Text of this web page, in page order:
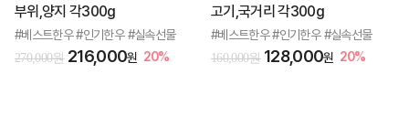
부위,양지 각300g
#베스트한우 #인기한우 #실속선물
270,000원 216,000원 20%
고기,국거리 각300g
#베스트한우 #인기한우 #실속선물
160,000원 128,000원 20%